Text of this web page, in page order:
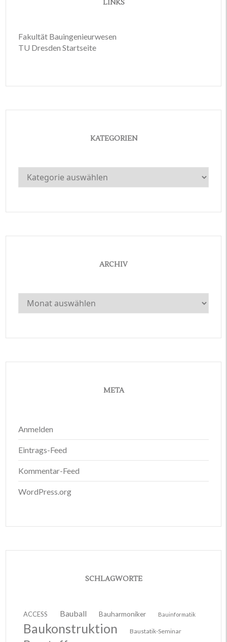
LINKS
Fakultät Bauingenieurwesen
TU Dresden Startseite
KATEGORIEN
Kategorien
ARCHIV
Archiv
META
Anmelden
Eintrags-Feed
Kommentar-Feed
WordPress.org
SCHLAGWORTE
ACCESS Bauball Bauharmoniker Bauinformatik
Baukonstruktion Baustatik-Seminar